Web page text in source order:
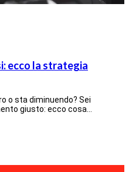
ecco la strategia
o sta diminuendo? Sei
giusto: ecco cosa…